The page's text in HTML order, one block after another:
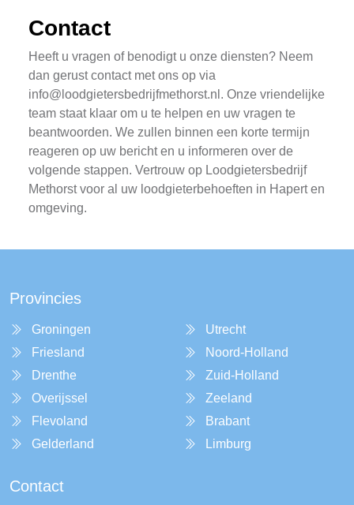
Contact
Heeft u vragen of benodigt u onze diensten? Neem
dan gerust contact met ons op via
info@loodgietersbedrijfmethorst.nl . Onze vriendelijke
team staat klaar om u te helpen en uw vragen te
beantwoorden. We zullen binnen een korte termijn
reageren op uw bericht en u informeren over de
volgende stappen. Vertrouw op Loodgietersbedrijf
Methorst voor al uw loodgieterbehoeften in Hapert en
omgeving.
Provincies
Groningen
Friesland
Drenthe
Overijssel
Flevoland
Gelderland
Utrecht
Noord-Holland
Zuid-Holland
Zeeland
Brabant
Limburg
Contact